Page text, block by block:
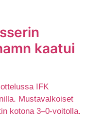
kaatui
IFK
Mustavalkoiset
kotona 3–0-voitolla.